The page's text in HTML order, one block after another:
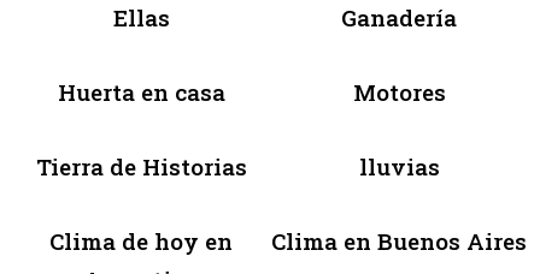
Ellas Ganadería
Huerta en casa Motores
Tierra de Historias lluvias
Clima de hoy en
Clima en Buenos Aires